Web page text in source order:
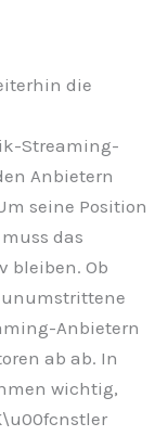
die
Streaming-
Anbietern
seine Position
das
bleiben. Ob
unumstrittene
Anbietern
ab ab. In
wichtig,